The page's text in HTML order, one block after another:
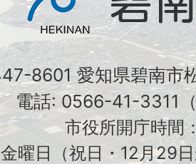
8601 愛知県碧南市
電話: 0566-41-3311
市役所開庁時間
曜日（祝日・12月29